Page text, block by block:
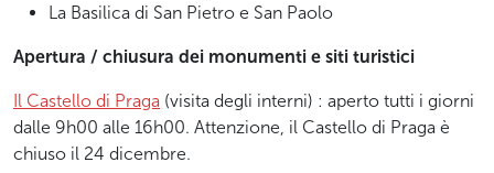
La Basilica di San Pietro e San Paolo
Apertura / chiusura dei monumenti e siti turistici
Il Castello di Praga (visita degli interni) : aperto tutti i giorni
dalle 9h00 alle 16h00. Attenzione, il Castello di Praga è
chiuso il 24 dicembre.